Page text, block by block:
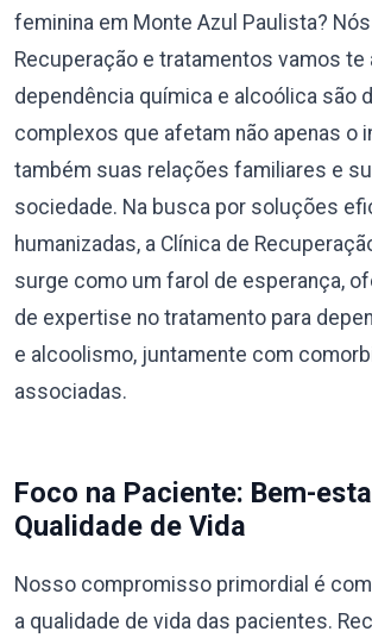
feminina em Monte Azul Paulista?
Recuperação e tratamentos vamos te
dependência química e alcoólica são
complexos que afetam não apenas o
também suas relações familiares e
sociedade. Na busca por soluções
humanizadas, a Clínica de
surge como um farol de esperança,
de expertise no tratamento para
e alcoolismo, juntamente com
associadas.
Foco na Paciente: Bem-
Qualidade de Vida
Nosso compromisso primordial é
a qualidade de vida das pacientes.